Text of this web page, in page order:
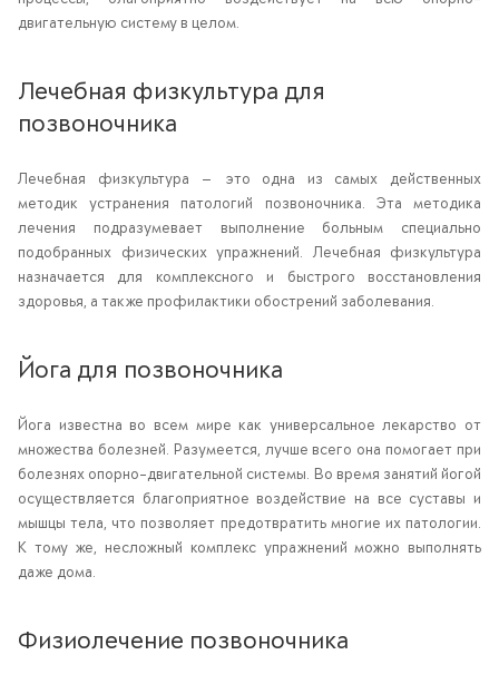
двигательную систему в целом.
Лечебная физкультура для
позвоночника
Лечебная физкультура — это одна из самых действенных
методик устранения патологий позвоночника. Эта методика
лечения подразумевает выполнение больным специально
подобранных физических упражнений. Лечебная физкультура
назначается для комплексного и быстрого восстановления
здоровья, а также профилактики обострений заболевания.
Йога для позвоночника
Йога известна во всем мире как универсальное лекарство от
множества болезней. Разумеется, лучше всего она помогает при
болезнях опорно-двигательной системы. Во время занятий йогой
осуществляется благоприятное воздействие на все суставы и
мышцы тела, что позволяет предотвратить многие их патологии.
К тому же, несложный комплекс упражнений можно выполнять
даже дома.
Физиолечение позвоночника